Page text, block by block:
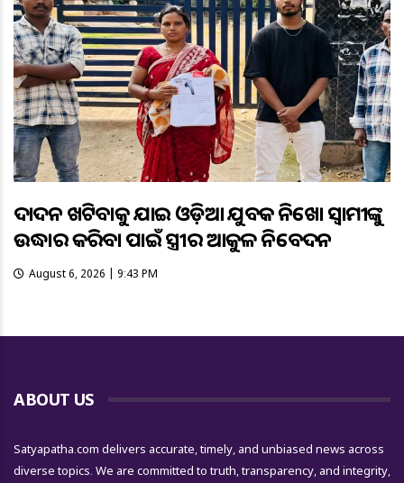
ଦାଦନ ଖଟିବାକୁ ଯାଇ ଓଡ଼ିଆ ଯୁବକ ନିଖୋଜ ସ୍ବାମୀଙ୍କୁ
ଉଦ୍ଧାର କରିବା ପାଇଁ ସ୍ତ୍ରୀର ଆକୁଳ ନିବେଦନ
August 6, 2026 | 9:43 PM
ABOUT US
Satyapatha.com delivers accurate, timely, and unbiased news across
diverse topics. We are committed to truth, transparency, and integrity,